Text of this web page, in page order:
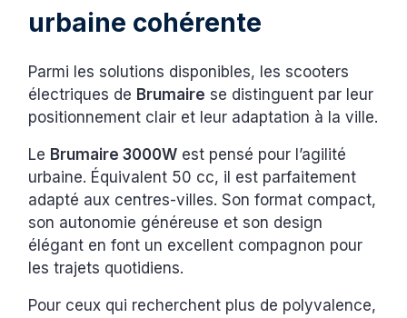
urbaine cohérente
Parmi les solutions disponibles, les scooters
électriques de Brumaire se distinguent par leur
positionnement clair et leur adaptation à la ville.
Le Brumaire 3000W est pensé pour l’agilité
urbaine. Équivalent 50 cc, il est parfaitement
adapté aux centres-villes. Son format compact,
son autonomie généreuse et son design
élégant en font un excellent compagnon pour
les trajets quotidiens.
Pour ceux qui recherchent plus de polyvalence,